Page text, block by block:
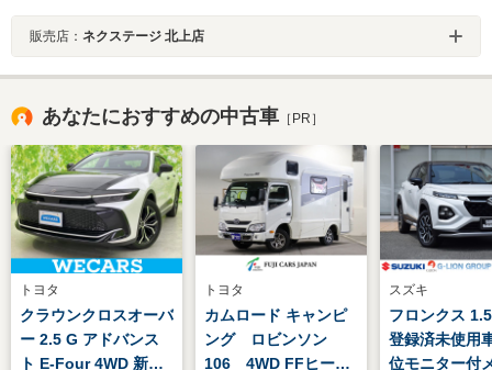
販売店： ネクステージ 北上店
あなたにおすすめの中古車 ［PR］
トヨタ
クラウンクロスオーバ
ー 2.5 G アドバンス
ト E-Four 4WD 新品
トヨタ
カムロード キャンピ
ング ロビンソン
106 4WD FFヒータ
スズキ
フロンクス
登録済未使用
位モニター付